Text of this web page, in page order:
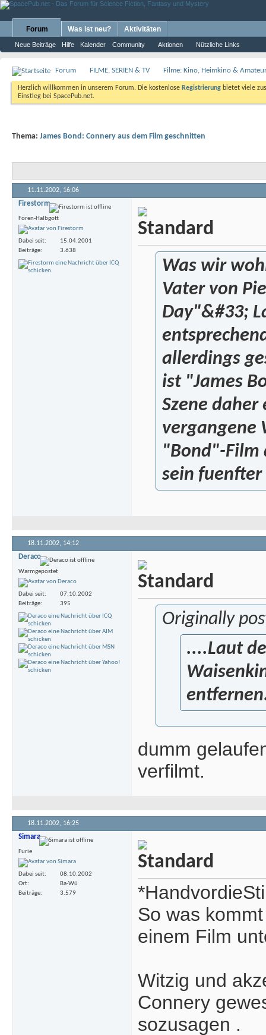
Forum
Neue Beiträge Hilfe Kalender Community Aktionen Nützliche Links
Was ist neu? Aktivitäten
Forum FILME, SERIEN & TV Filme: Kino, Heimkino &
Herzlich willkommen in unserem Forum. Die kostenlose Registrierung bietet viele
Einstieg bei SpacePub.net.
Thema: James Bond: Connery aus dem Film geschnitten
11.11.2002, 16:06
Firestorm
Foren-Halbgott
Dabei seit
15.04.2001
Beiträge
3.638
Was wir
Vater von
Day"&#33;
allerdings
ist "James
Szene
vergangene
"Bond"-Film
sein
18.11.2002, 14:12
Deraco
Warmgepostet
Dabei seit
07.10.2002
Beiträge
395
Originally
....Laut
dumm
verfilmt.
18.11.2002, 16:25
Simara
Furie
Dabei seit
08.10.2002
Ort
Ba-Wü
Beiträge
3.579
So was
einem Film
Witzig und
Connery
sozusagen .